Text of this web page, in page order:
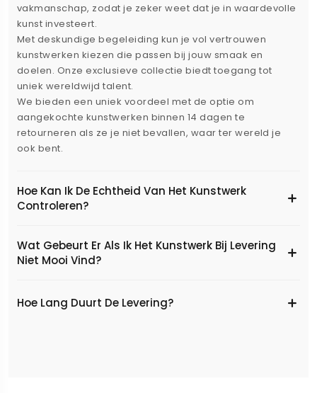
vakmanschap, zodat je zeker weet dat je in waardevolle
kunst investeert.
Met deskundige begeleiding kun je vol vertrouwen
kunstwerken kiezen die passen bij jouw smaak en
doelen. Onze exclusieve collectie biedt toegang tot
uniek wereldwijd talent.
We bieden een uniek voordeel met de optie om
aangekochte kunstwerken binnen 14 dagen te
retourneren als ze je niet bevallen, waar ter wereld je
ook bent.
Hoe Kan Ik De Echtheid Van Het Kunstwerk
Controleren?
Wat Gebeurt Er Als Ik Het Kunstwerk Bij Levering
Niet Mooi Vind?
Hoe Lang Duurt De Levering?